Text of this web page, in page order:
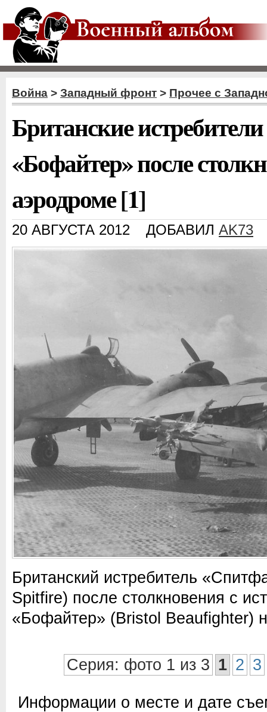
Война > Западный фронт > Прочее с
Британские
«Бофайтер» после
аэродроме [1]
20 АВГУСТА 2012 ДОБАВИЛ AK73
Британский истребитель
Spitfire) после столкновения с
«Бофайтер» (Bristol Beaufighter)
Серия: фото 1 из 3 1 2 3
Информации о месте и дате